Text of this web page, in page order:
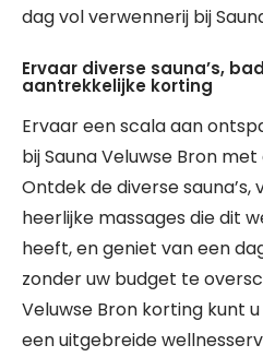
dag vol verwennerij bij
Ervaar diverse sauna’s,
aantrekkelijke korting
Ervaar een scala aan
bij Sauna Veluwse Bron
Ontdek de diverse
heerlijke massages die dit
heeft, en geniet van een
zonder uw budget te
Veluwse Bron korting kunt
een uitgebreide